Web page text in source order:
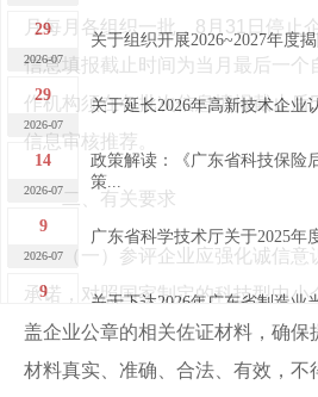
月每月各组织一批，8月31日停止
信息填报截止时间为当月最后一个
作机构须在各批次信息填报截止后
信息审核推荐。
二、有关要求
（一）参评企业应强化诚信意
承诺，对照国家制定的科技型中小
盖企业公章的相关佐证材料，确保
材料真实、准确、合法、有效，不
29
2026-07
关于组织开展2026~2027年度
29
2026-07
关于延长2026年高新技术企业
14
2026-07
政策解读：《广东省科技保险
策...
9
2026-07
广东省科学技术厅关于2025年
9
关于下达2026年广东省制造业
2026-07
关于广东省2026年第四批完成